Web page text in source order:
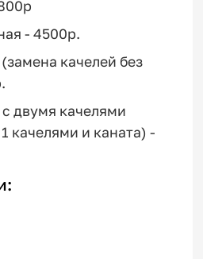
- 4500р.
качелей без
двумя качелями
качелями и каната) -